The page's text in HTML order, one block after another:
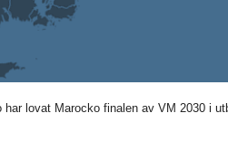
har lovat Marocko finalen av VM 2030 i